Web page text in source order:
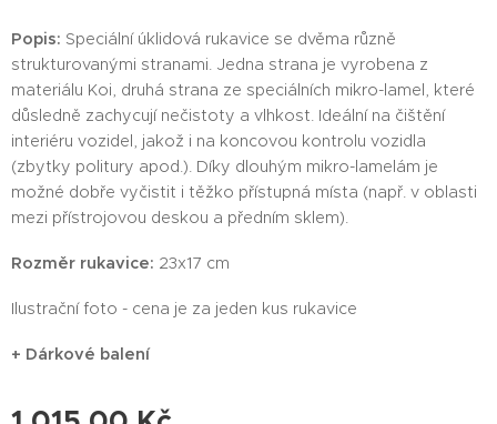
Popis: Speciální úklidová rukavice se dvěma různě
strukturovanými stranami. Jedna strana je vyrobena z
materiálu Koi, druhá strana ze speciálních mikro-lamel, které
důsledně zachycují nečistoty a vlhkost. Ideální na čištění
interiéru vozidel, jakož i na koncovou kontrolu vozidla
(zbytky politury apod.). Díky dlouhým mikro-lamelám je
možné dobře vyčistit i těžko přístupná místa (např. v oblasti
mezi přístrojovou deskou a předním sklem).
Rozměr rukavice: 23x17 cm
Ilustrační foto - cena je za jeden kus rukavice
+ Dárkové balení